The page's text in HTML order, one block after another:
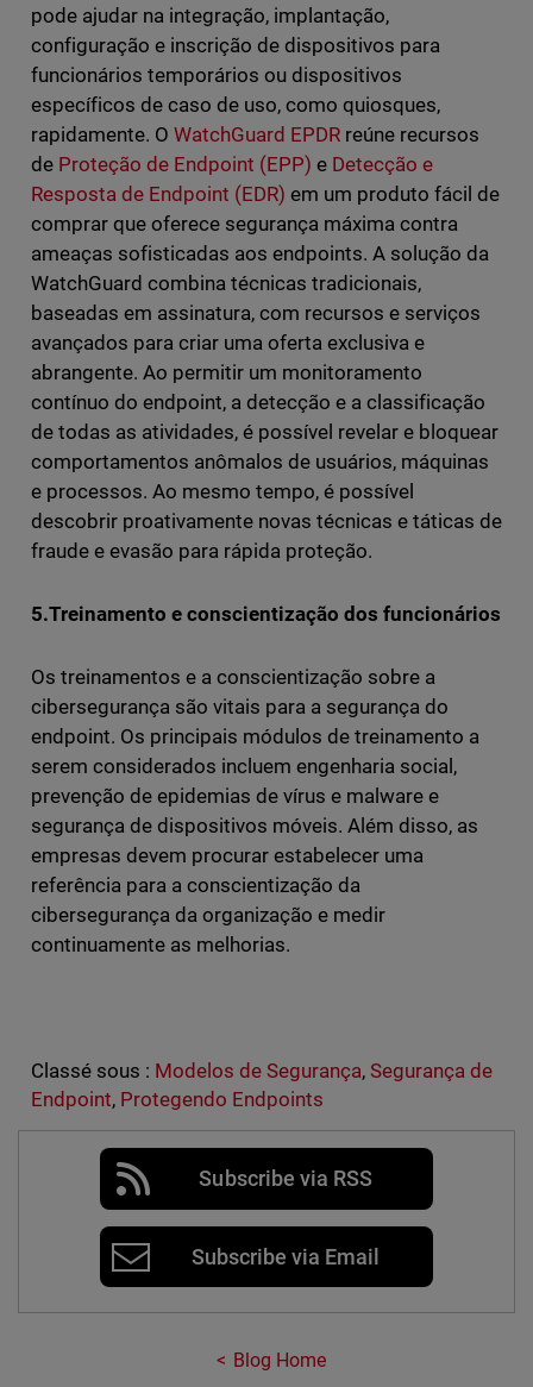
pode ajudar na integração, implantação,
configuração e inscrição de dispositivos para
funcionários temporários ou dispositivos
específicos de caso de uso, como quiosques,
rapidamente. O WatchGuard EPDR reúne recursos
de Proteção de Endpoint (EPP) e Detecção e
Resposta de Endpoint (EDR) em um produto fácil de
comprar que oferece segurança máxima contra
ameaças sofisticadas aos endpoints. A solução da
WatchGuard combina técnicas tradicionais,
baseadas em assinatura, com recursos e serviços
avançados para criar uma oferta exclusiva e
abrangente. Ao permitir um monitoramento
contínuo do endpoint, a detecção e a classificação
de todas as atividades, é possível revelar e bloquear
comportamentos anômalos de usuários, máquinas
e processos. Ao mesmo tempo, é possível
descobrir proativamente novas técnicas e táticas de
fraude e evasão para rápida proteção.
5.Treinamento e conscientização dos funcionários
Os treinamentos e a conscientização sobre a
cibersegurança são vitais para a segurança do
endpoint. Os principais módulos de treinamento a
serem considerados incluem engenharia social,
prevenção de epidemias de vírus e malware e
segurança de dispositivos móveis. Além disso, as
empresas devem procurar estabelecer uma
referência para a conscientização da
cibersegurança da organização e medir
continuamente as melhorias.
Classé sous : Modelos de Segurança,Segurança de
Endpoint, Protegendo Endpoints
Subscribe via RSS
Subscribe via Email
Blog Home